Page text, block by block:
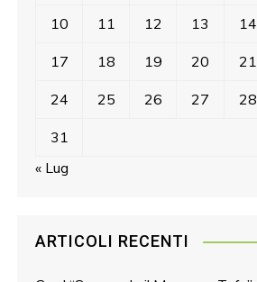
10 11 12 13 14
17 18 19 20 21
24 25 26 27 28
31
« Lug
ARTICOLI RECENTI